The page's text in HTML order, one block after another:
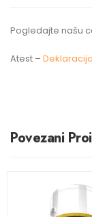
Pogledajte našu
Atest –
Povezani